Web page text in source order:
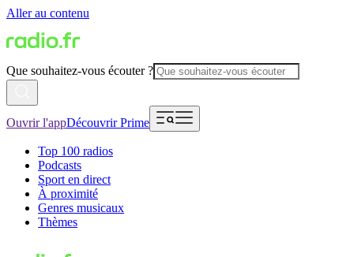
Aller au contenu
Que souhaitez-vous écouter ?
Ouvrir l'appDécouvrir Prime
Top 100 radios
Podcasts
Sport en direct
À proximité
Genres musicaux
Thèmes